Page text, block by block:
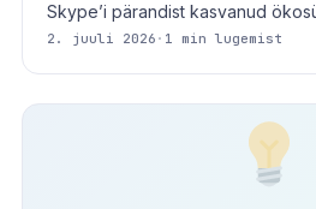
Skype’i pärandist kasvanud
2. juuli 2026 · 1 min lugemist